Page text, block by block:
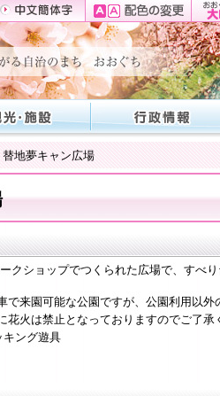
替地夢キャン広場
クショップでつくられた広場で、すべ
能な公園ですが、公園利用以外の
禁止となっておりますのでご了承く
ング遊具